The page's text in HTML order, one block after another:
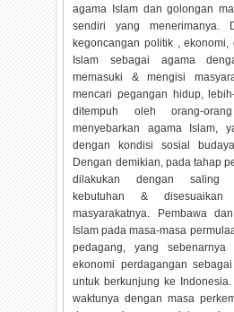
agama Islam dan golongan
sendiri yang menerimanya.
kegoncangan politik ,
Islam sebagai agama
memasuki & mengisi
mencari pegangan hidup,
ditempuh oleh orang-
menyebarkan agama Islam,
dengan kondisi sosial
Dengan demikian, pada tahap
dilakukan dengan saling
kebutuhan &
masyarakatnya. Pembawa
Islam pada masa-masa
pedagang, yang sebenarnya
ekonomi perdagangan
untuk berkunjung ke
waktunya dengan masa